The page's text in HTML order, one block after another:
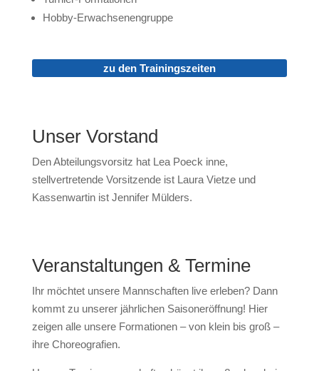
Hobby-Erwachsenengruppe
zu den Trainingszeiten
Unser Vorstand
Den Abteilungsvorsitz hat Lea Poeck inne,
stellvertretende Vorsitzende ist Laura Vietze und
Kassenwartin ist Jennifer Mülders.
Veranstaltungen & Termine
Ihr möchtet unsere Mannschaften live erleben? Dann
kommt zu unserer jährlichen Saisoneröffnung! Hier
zeigen alle unsere Formationen – von klein bis groß –
ihre Choreografien.